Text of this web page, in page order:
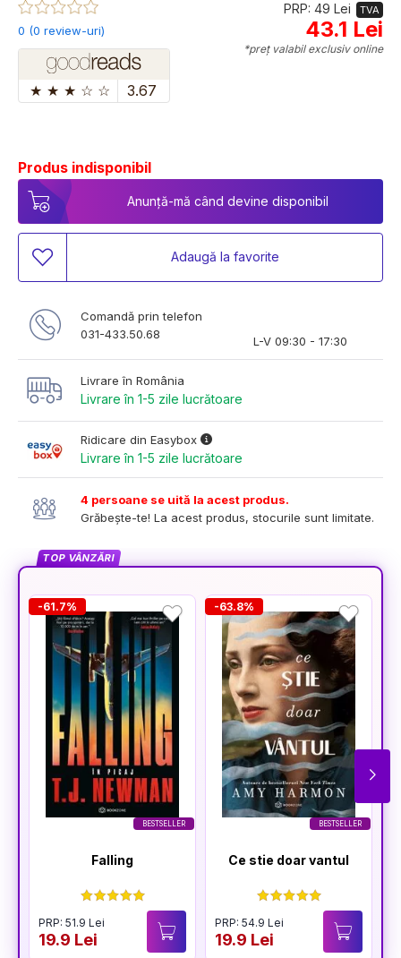
0 (0 review-uri)
★ ★ ★ ☆ ☆ 3.67
PRP: 49 Lei TVA
43.1 Lei
*preț valabil exclusiv online
Produs indisponibil
Anunță-mă când devine disponibil
Adaugă la favorite
Comandă prin telefon
031-433.50.68
L-V 09:30 - 17:30
Livrare în România
Livrare în 1-5 zile lucrătoare
Ridicare din Easybox
Livrare în 1-5 zile lucrătoare
4 persoane se uită la acest produs.
Grăbește-te! La acest produs, stocurile sunt limitate.
TOP VÂNZĂRI
BESTSELLER
-61.7%
Falling
PRP: 51.9 Lei
19.9 Lei
BESTSELLER
-63.8%
Ce stie doar vantul
PRP: 54.9 Lei
19.9 Lei